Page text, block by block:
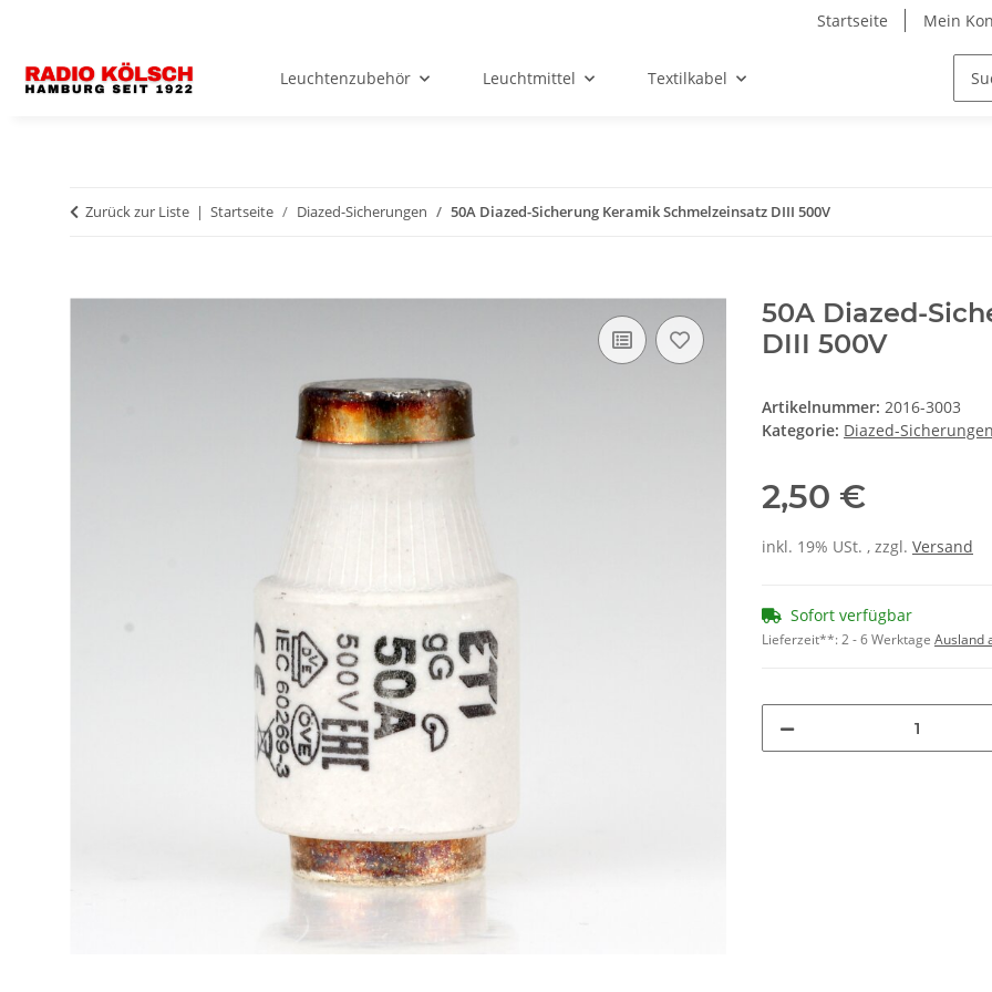
Startseite Mein
Leuchtenzubehör Leuchtmittel Textilkabel
Zurück zur Liste Startseite Diazed-Sicherungen 50A Diazed-Sicherung Keramik Schmelzeinsatz DIII 500V
50A Diazed-
DIII 500V
Artikelnummer: 2016-3003
Kategorie: Diazed-Sicherungen
2,50 €
inkl. 19% USt. , zzgl. Versand
Sofort verfügbar
Lieferzeit**:2 - 6 Werktage Ausland